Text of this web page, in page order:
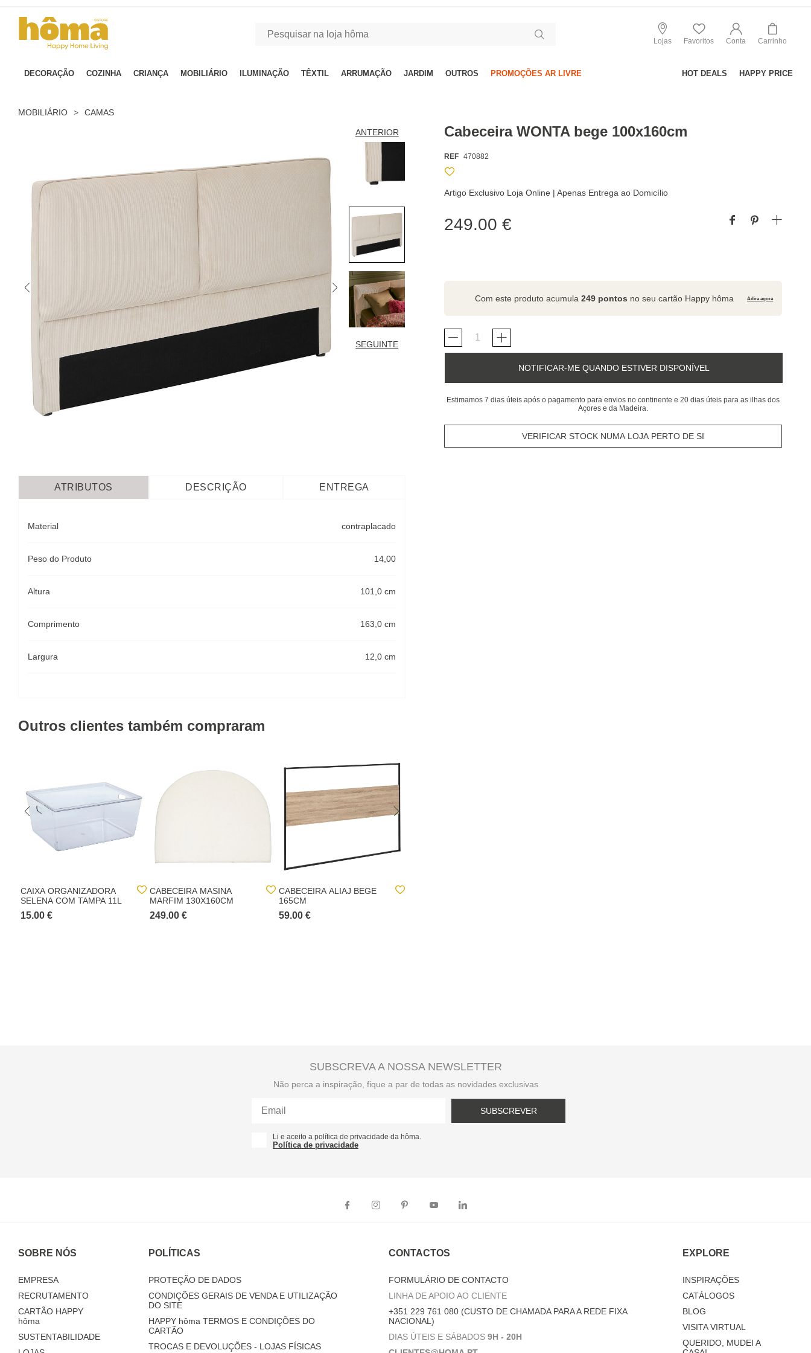
Lojas Favoritos Conta Carrinho
DECORAÇÃO COZINHA CRIANÇA MOBILIÁRIO ILUMINAÇÃO TÊXTIL ARRUMAÇÃO JARDIM OUTROS PROMOÇÕES AR LIVRE HOT DEALS HAPPY PRICE
MOBILIÁRIO > CAMAS
ANTERIOR
SEGUINTE
Cabeceira WONTA bege 100x160cm
REF 470882
Artigo Exclusivo Loja Online | Apenas Entrega ao Domicílio
249.00 €
Com este produto acumula249 pontos no seu cartão Happy hôma Adira agora
NOTIFICAR-ME QUANDO ESTIVER DISPONÍVEL
Estimamos 7 dias úteis após o pagamento para envios no continente e 20 dias úteis para as ilhas dos
Açores e da Madeira.
VERIFICAR STOCK NUMA LOJA PERTO DE SI
ATRIBUTOS DESCRIÇÃO ENTREGA
Material contraplacado
Peso do Produto 14,00
Altura 101,0 cm
Comprimento 163,0 cm
Largura 12,0 cm
Outros clientes também compraram
CAIXA ORGANIZADORA
SELENA COM TAMPA 11L
15.00 €
CABECEIRA MASINA
MARFIM 130X160CM
249.00 €
CABECEIRA ALIAJ BEGE
165CM
59.00 €
SUBSCREVA A NOSSA NEWSLETTER
Não perca a inspiração, fique a par de todas as novidades exclusivas
SUBSCREVER
Li e aceito a política de privacidade da hôma.
Política de privacidade
SOBRE NÓS
EMPRESA
RECRUTAMENTO
CARTÃO HAPPY
hôma
SUSTENTABILIDADE
POLÍTICAS
PROTEÇÃO DE DADOS
CONDIÇÕES GERAIS DE VENDA E UTILIZAÇÃO
DO SITE
HAPPY hôma TERMOS E CONDIÇÕES DO
CARTÃO
TROCAS E DEVOLUÇÕES - LOJAS FÍSICAS
CONTACTOS
FORMULÁRIO DE CONTACTO
LINHA DE APOIO AO CLIENTE
+351 229 761 080 (CUSTO DE CHAMADA PARA A REDE FIXA
NACIONAL)
DIAS ÚTEIS E SÁBADOS 9H - 20H
EXPLORE
INSPIRAÇÕES
CATÁLOGOS
BLOG
VISITA VIRTUAL
QUERIDO, MUDEI A